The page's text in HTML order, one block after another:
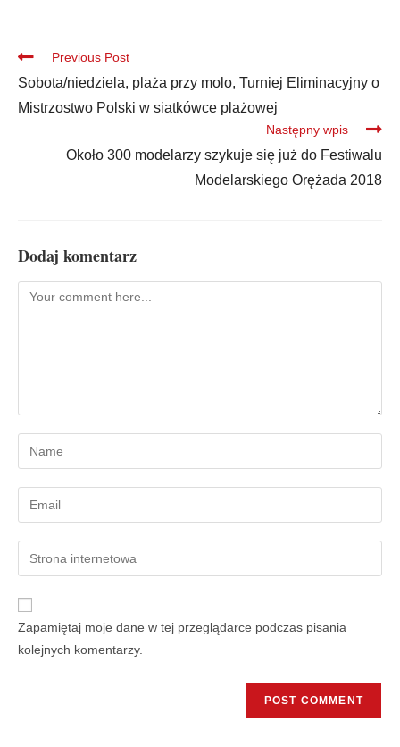
Previous Post
Sobota/niedziela, plaża przy molo, Turniej Eliminacyjny o
Mistrzostwo Polski w siatkówce plażowej
Następny wpis
Około 300 modelarzy szykuje się już do Festiwalu
Modelarskiego Orężada 2018
Dodaj komentarz
Zapamiętaj moje dane w tej przeglądarce podczas pisania
kolejnych komentarzy.